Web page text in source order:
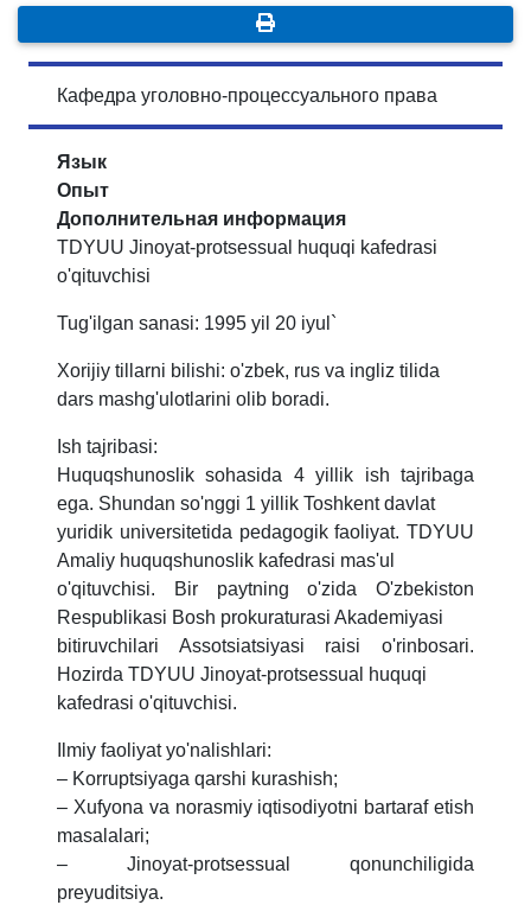
Кафедра уголовно-процессуального права
Язык
Опыт
Дополнительная информация
TDYUU Jinoyat-protsessual huquqi kafedrasi
o'qituvchisi
Tug'ilgan sanasi: 1995 yil 20 iyul`
Xorijiy tillarni bilishi: o'zbek, rus va ingliz tilida
dars mashg'ulotlarini olib boradi.
Ish tajribasi:
Huquqshunoslik sohasida 4 yillik ish tajribaga
ega. Shundan so'nggi 1 yillik Toshkent davlat
yuridik universitetida pedagogik faoliyat. TDYUU
Amaliy huquqshunoslik kafedrasi mas'ul
o'qituvchisi. Bir paytning o'zida O'zbekiston
Respublikasi Bosh prokuraturasi Akademiyasi
bitiruvchilari Assotsiatsiyasi raisi o'rinbosari.
Hozirda TDYUU Jinoyat-protsessual huquqi
kafedrasi o'qituvchisi.
Ilmiy faoliyat yo'nalishlari:
– Korruptsiyaga qarshi kurashish;
– Xufyona va norasmiy iqtisodiyotni bartaraf etish
masalalari;
– Jinoyat-protsessual qonunchiligida
preyuditsiya.